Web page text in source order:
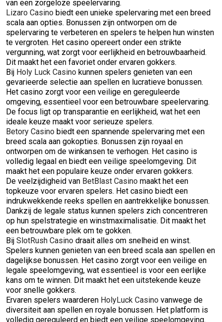
van een zorgeloze speelervaring.
Lizaro Casino biedt een unieke spelervaring met een breed
scala aan opties. Bonussen zijn ontworpen om de
spelervaring te verbeteren en spelers te helpen hun winsten
te vergroten. Het casino opereert onder een strikte
vergunning, wat zorgt voor eerlijkheid en betrouwbaarheid.
Dit maakt het een favoriet onder ervaren gokkers.
Bij Holy Luck Casino kunnen spelers genieten van een
gevarieerde selectie aan spellen en lucratieve bonussen.
Het casino zorgt voor een veilige en gereguleerde
omgeving, essentieel voor een betrouwbare speelervaring.
De focus ligt op transparantie en eerlijkheid, wat het een
ideale keuze maakt voor serieuze spelers.
Betory Casino biedt een spannende spelervaring met een
breed scala aan gokopties. Bonussen zijn royaal en
ontworpen om de winkansen te verhogen. Het casino is
volledig legaal en biedt een veilige speelomgeving. Dit
maakt het een populaire keuze onder ervaren gokkers.
De veelzijdigheid van BetBlast Casino maakt het een
topkeuze voor ervaren spelers. Het casino biedt een
indrukwekkende reeks spellen en aantrekkelijke bonussen.
Dankzij de legale status kunnen spelers zich concentreren
op hun spelstrategie en winstmaximalisatie. Dit maakt het
een betrouwbare plek om te gokken.
Bij SlotRush Casino draait alles om snelheid en winst.
Spelers kunnen genieten van een breed scala aan spellen en
dagelijkse bonussen. Het casino zorgt voor een veilige en
legale speelomgeving, wat essentieel is voor een eerlijke
kans om te winnen. Dit maakt het een uitstekende keuze
voor snelle gokkers.
Ervaren spelers waarderen HolyLuck Casino vanwege de
diversiteit aan spellen en royale bonussen. Het platform is
volledig gereguleerd en biedt een veilige speelomgeving.